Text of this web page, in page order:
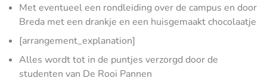
Met eventueel een rondleiding over de campus en door
Breda met een drankje en een huisgemaakt chocolaatje
[arrangement_explanation]
Alles wordt tot in de puntjes verzorgd door de
studenten van De Rooi Pannen